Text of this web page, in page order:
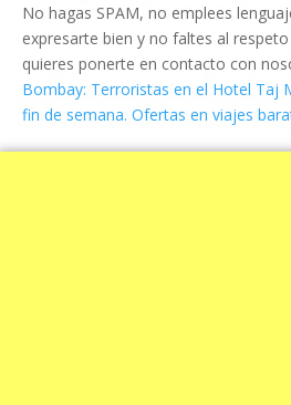
No hagas SPAM, no emplees
expresarte bien y no faltes al
quieres ponerte en contacto con
Bombay: Terroristas en el Hotel Taj
fin de semana. Ofertas en viajes